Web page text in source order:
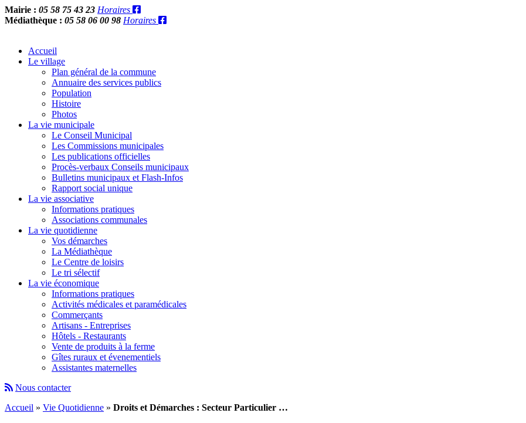
Mairie : 05 58 75 43 23 Horaires
Médiathèque : 05 58 06 00 98 Horaires
Accueil
Le village
Plan général de la commune
Annuaire des services publics
Population
Histoire
Photos
La vie municipale
Le Conseil Municipal
Les Commissions municipales
Les publications officielles
Procès-verbaux Conseils municipaux
Bulletins municipaux et Flash-Infos
Rapport social unique
La vie associative
Informations pratiques
Associations communales
La vie quotidienne
Vos démarches
La Médiathèque
Le Centre de loisirs
Le tri sélectif
La vie économique
Informations pratiques
Activités médicales et paramédicales
Commerçants
Artisans - Entreprises
Hôtels - Restaurants
Vente de produits à la ferme
Gîtes ruraux et évenementiels
Assistantes maternelles
Nous contacter
Accueil » Vie Quotidienne » Droits et Démarches : Secteur Particulier …